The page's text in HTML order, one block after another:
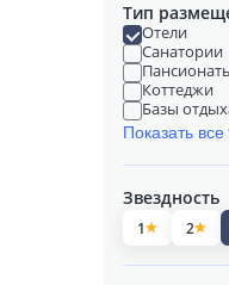
Тип
Отели
Санатории
Коттеджи
Базы
Показать все
Звездность
1 2